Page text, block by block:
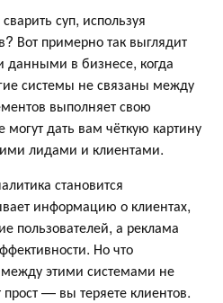
суп, используя
Вот примерно так выглядит
данными в бизнесе, когда
системы не связаны между
выполняет свою
дать вам чёткую картину
лидами и клиентами.
становится
информацию о клиентах,
пользователей, а реклама
Но что
этими системами не
— вы теряете клиентов.